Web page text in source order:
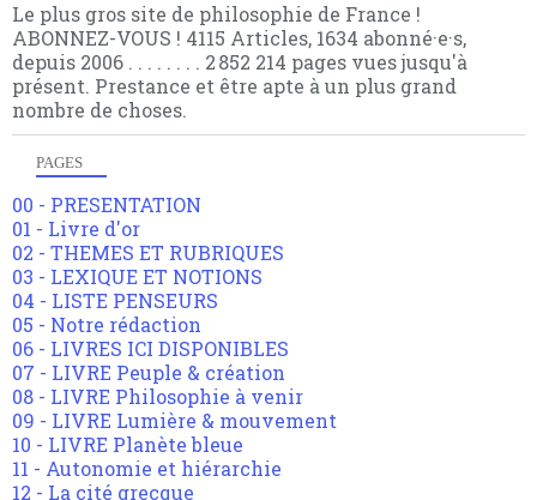
Le plus gros site de philosophie de France !
ABONNEZ-VOUS ! 4115 Articles, 1634 abonné·e·s,
depuis 2006 . . . . . . . . 2 852 214 pages vues jusqu'à
présent. Prestance et être apte à un plus grand
nombre de choses.
PAGES
00 - PRESENTATION
01 - Livre d'or
02 - THEMES ET RUBRIQUES
03 - LEXIQUE ET NOTIONS
04 - LISTE PENSEURS
05 - Notre rédaction
06 - LIVRES ICI DISPONIBLES
07 - LIVRE Peuple & création
08 - LIVRE Philosophie à venir
09 - LIVRE Lumière & mouvement
10 - LIVRE Planète bleue
11 - Autonomie et hiérarchie
12 - La cité grecque